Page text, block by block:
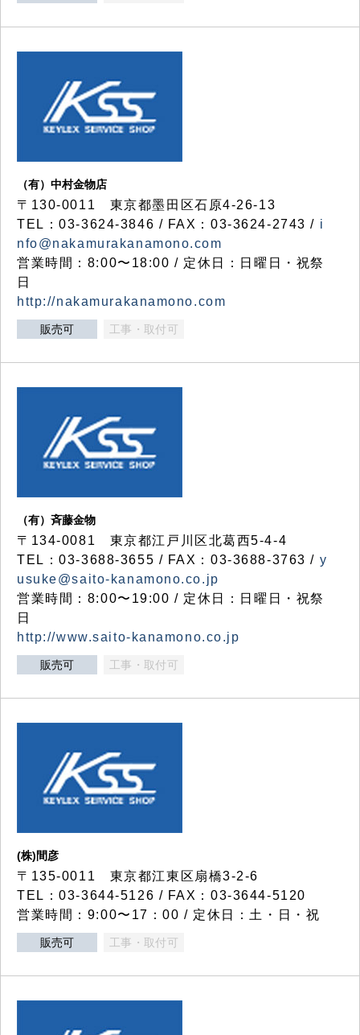
（有）中村金物店
〒130-0011 東京都墨田区石原4-26-13
TEL：03-3624-3846 / FAX：03-3624-2743 / i
nfo@nakamurakanamono.com
営業時間：8:00〜18:00 / 定休日：日曜日・祝祭
日
http://nakamurakanamono.com
販売可 工事・取付可
（有）斉藤金物
〒134-0081 東京都江戸川区北葛西5-4-4
TEL：03-3688-3655 / FAX：03-3688-3763 / y
usuke@saito-kanamono.co.jp
営業時間：8:00〜19:00 / 定休日：日曜日・祝祭
日
http://www.saito-kanamono.co.jp
販売可 工事・取付可
(株)間彦
〒135-0011 東京都江東区扇橋3-2-6
TEL：03-3644-5126 / FAX：03-3644-5120
営業時間：9:00〜17：00 / 定休日：土・日・祝
販売可 工事・取付可